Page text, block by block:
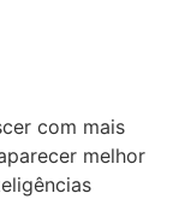
com mais
melhor